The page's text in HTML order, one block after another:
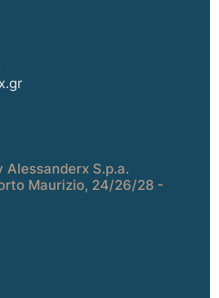
Alessanderx S.p.a.
Maurizio, 24/26/28 -